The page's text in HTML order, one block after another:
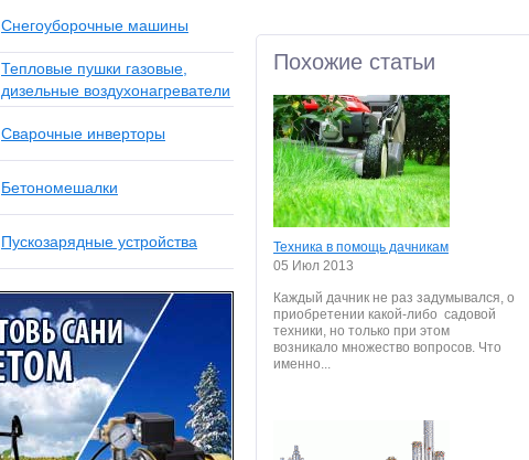
Снегоуборочные машины
Тепловые пушки газовые,
дизельные воздухонагреватели
Сварочные инверторы
Бетономешалки
Пускозарядные устройства
Похожие статьи
Техника в помощь дачникам
05 Июл 2013
Каждый дачник не раз задумывался, о
приобретении какой-либо садовой
техники, но только при этом
возникало множество вопросов. Что
именно...